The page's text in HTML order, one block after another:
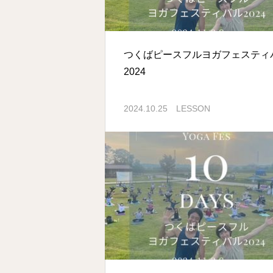
つくばピースフルヨガフェスティ
2024
2024.10.25 LESSON